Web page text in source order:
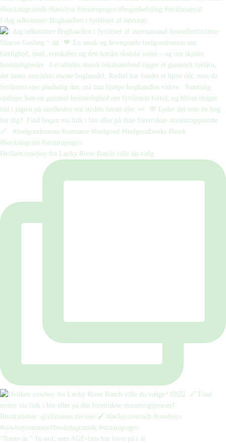
I dag udkommer Boghandlen i fyrtårnet af internati
Hvilken cowboy fra Lucky River Ranch ville du vælg
“Næste år.” To ord, som AGF-fans har levet på i år